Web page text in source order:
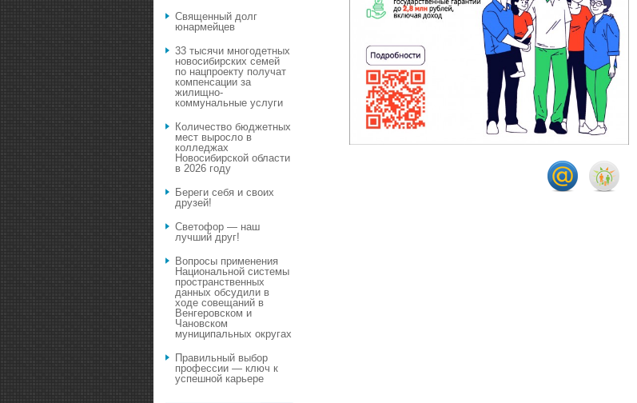
Священный долг
юнармейцев
33 тысячи многодетных
новосибирских семей
по нацпроекту получат
компенсации за
жилищно-
коммунальные услуги
Количество бюджетных
мест выросло в
колледжах
Новосибирской области
в 2026 году
Береги себя и своих
друзей!
Светофор — наш
лучший друг!
Вопросы применения
Национальной системы
пространственных
данных обсудили в
ходе совещаний в
Венгеровском и
Чановском
муниципальных округах
Правильный выбор
профессии — ключ к
успешной карьере